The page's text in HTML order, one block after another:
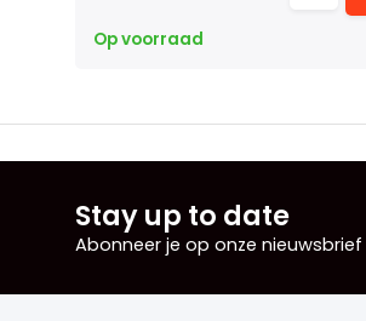
Op voorraad
Stay up to date
Abonneer je op onze